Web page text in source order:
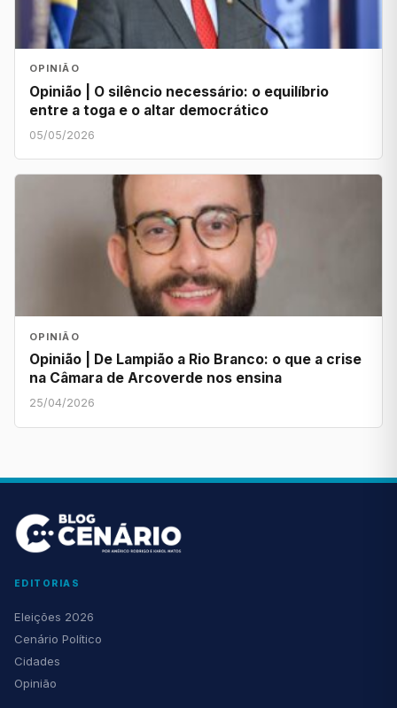
OPINIÃO
Opinião | O silêncio necessário: o equilíbrio
entre a toga e o altar democrático
05/05/2026
OPINIÃO
Opinião | De Lampião a Rio Branco: o que a crise
na Câmara de Arcoverde nos ensina
25/04/2026
EDITORIAS
Eleições 2026
Cenário Político
Cidades
Opinião